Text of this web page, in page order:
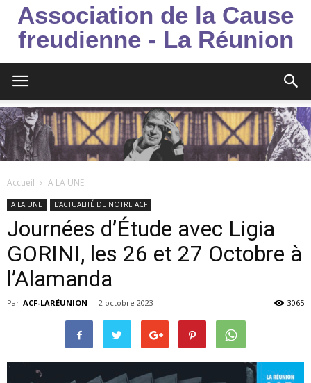
Association de la Cause
freudienne - La Réunion
Accueil A LA UNE
A LA UNE L’ACTUALITÉ DE NOTRE ACF
Journées d’Étude avec Ligia
GORINI, les 26 et 27 Octobre à
l’Alamanda
Par ACF-LARÉUNION - 2 octobre 2023 3065